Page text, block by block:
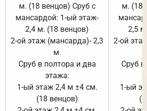
м. (18 венцов) Сруб с
мансардой: 1-ый этаж-
2,4 м. (18 венцов)
2-ой этаж (мансарда)- 2,3
м.
Сруб в полтора и два
этажа:
1-ый этаж 2,4 м ±4 см.
(18 венцов)
м. (18
2,5
2-ой
Сруб
1-ый